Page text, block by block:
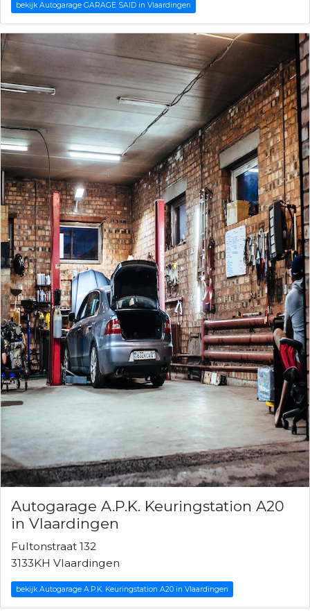
bekijk Autogarage GARAGE SAID in Vlaardingen
Autogarage A.P.K. Keuringstation A20
in Vlaardingen
Fultonstraat 132
3133KH Vlaardingen
bekijk Autogarage A.P.K. Keuringstation A20 in Vlaardingen